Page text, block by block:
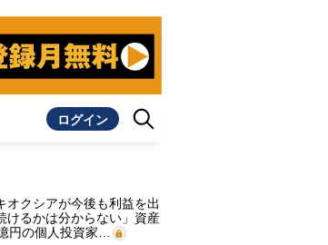
ログイン
オクシアが今後も利益を出
けるかは分からない」資産
円の個人投資家…